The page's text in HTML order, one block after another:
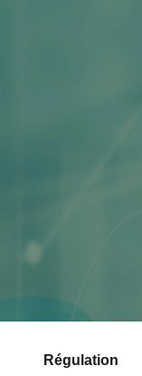
Régulation